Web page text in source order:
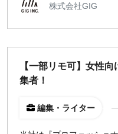
株式会社GIG
【一部リモ可】女性
集者！
編集・ライター